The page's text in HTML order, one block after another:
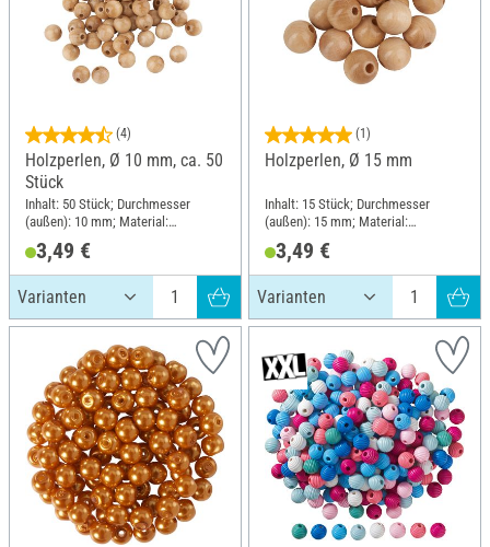
(4)
Holzperlen, Ø 10 mm, ca. 50
Stück
Inhalt: 50 Stück; Durchmesser
(außen): 10 mm; Material:
3,49 €
(1)
Holzperlen, Ø 15 mm
Inhalt: 15 Stück; Durchmesser
(außen): 15 mm; Material:
3,49 €